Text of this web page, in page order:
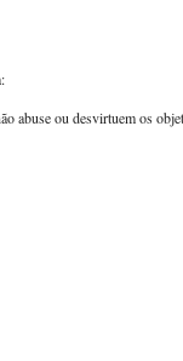
abuse ou desvirtuem os